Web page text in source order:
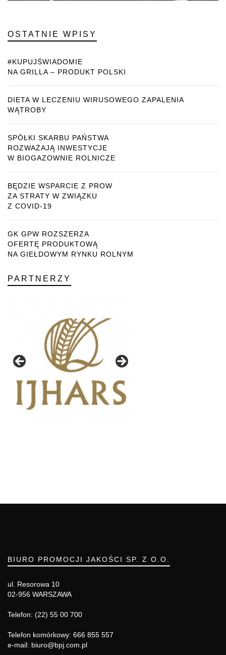
OSTATNIE WPISY
#KUPUJŚWIADOMIE
NA GRILLA – PRODUKT POLSKI
DIETA W LECZENIU WIRUSOWEGO ZAPALENIA
WĄTROBY
SPÓŁKI SKARBU PAŃSTWA
ROZWAŻAJĄ INWESTYCJE
W BIOGAZOWNIE ROLNICZE
BĘDZIE WSPARCIE Z PROW
ZA STRATY W ZWIĄZKU
Z COVID-19
GK GPW ROZSZERZA
OFERTĘ PRODUKTOWĄ
NA GIEŁDOWYM RYNKU ROLNYM
PARTNERZY
BIURO PROMOCJI JAKOŚCI SP. Z O.O.
ul. Resorowa 10
02-956 WARSZAWA
Telefon: (22) 55 00 700
Telefon komórkowy: 666 855 557
e-mail: biuro@bpj.com.pl